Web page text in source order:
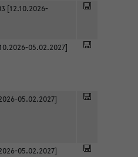
[12.10.2026-
05.02.2027]
05.02.2027]
05.02.2027]